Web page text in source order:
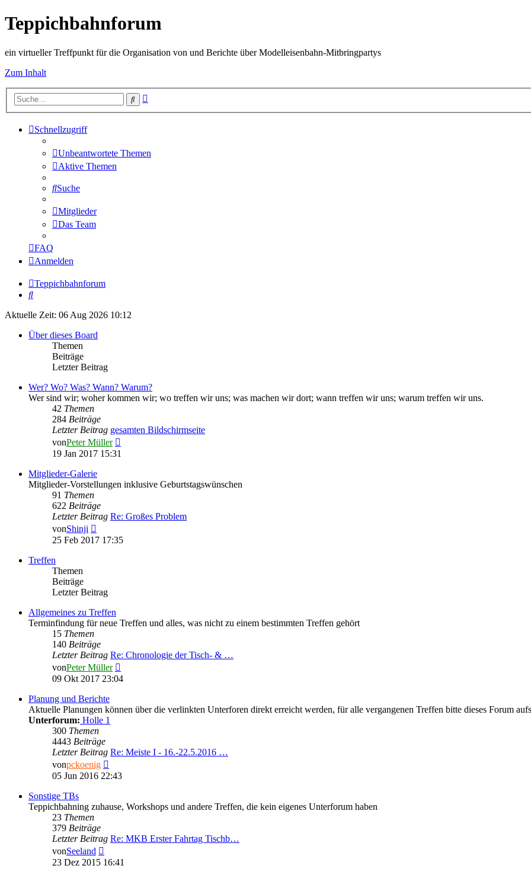
Teppichbahnforum
ein virtueller Treffpunkt für die Organisation von und Berichte über Modelleisenbahn-Mitbringpartys
Zum Inhalt
Suche
Schnellzugriff
Unbeantwortete Themen
Aktive Themen
Suche
Mitglieder
Das Team
FAQ
Anmelden
Teppichbahnforum
Suche
Aktuelle Zeit: 06 Aug 2026 10:12
Über dieses Board
Themen
Beiträge
Letzter Beitrag
Wer? Wo? Was? Wann? Warum?
Wer sind wir; woher kommen wir; wo treffen wir uns; was machen wir dort; wann treffen wir uns; warum treffen wir uns.
42 Themen
284 Beiträge
Letzter Beitrag gesamten Bildschirmseite
vonPeter Müller
19 Jan 2017 15:31
Mitglieder-Galerie
Mitglieder-Vorstellungen inklusive Geburtstagswünschen
91 Themen
622 Beiträge
Letzter Beitrag Re: Großes Problem
vonShinji
Beitrag
25 Feb 2017 17:35
Treffen
Themen
Beiträge
Letzter Beitrag
Allgemeines zu Treffen
Terminfindung für neue Treffen und alles, was nicht zu einem bestimmten Treffen gehört
15 Themen
140 Beiträge
Letzter Beitrag Re: Chronologie der Tisch- & …
vonPeter Müller
Beitrag
09 Okt 2017 23:04
Planung und Berichte
Aktuelle Planungen können über die verlinkten Unterforen direkt erreicht werden, für alle vergangenen Treffen bitte dieses Forum
Unterforum: Holle 1
300 Themen
4443 Beiträge
Letzter Beitrag Re: Meiste I - 16.-22.5.2016 …
vonpckoenig
Beitrag
05 Jun 2016 22:43
Sonstige TBs
Teppichbahning zuhause, Workshops und andere Treffen, die kein eigenes Unterforum haben
23 Themen
379 Beiträge
Letzter Beitrag Re: MKB Erster Fahrtag Tischb…
vonSeeland
Beitrag
23 Dez 2015 16:41